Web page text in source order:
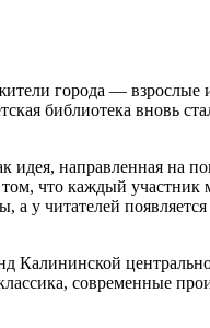
города — взрослые
библиотека вновь
направленная на
что каждый
у читателей
Калининской
современные